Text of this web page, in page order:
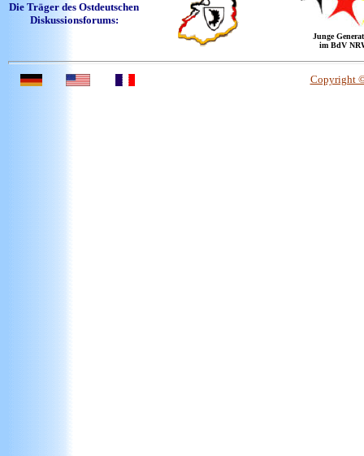
Die Träger des Ostdeutschen
Diskussionsforums:
Junge
im BdV
Copyright